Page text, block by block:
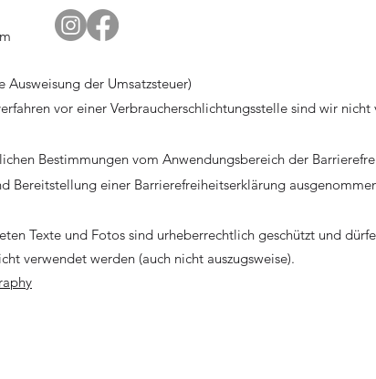
der Umsatzsteuer)
vor einer Verbraucherschlichtungsstelle sind wir
Bestimmungen vom Anwendungsbereich der
Bereitstellung einer Barrierefreiheitserklärung
Texte und Fotos sind urheberrechtlich geschützt und
verwendet werden (auch nicht auszugsweise).